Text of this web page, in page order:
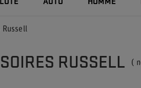
AUTO HOMME
Russell
RUSSELL (